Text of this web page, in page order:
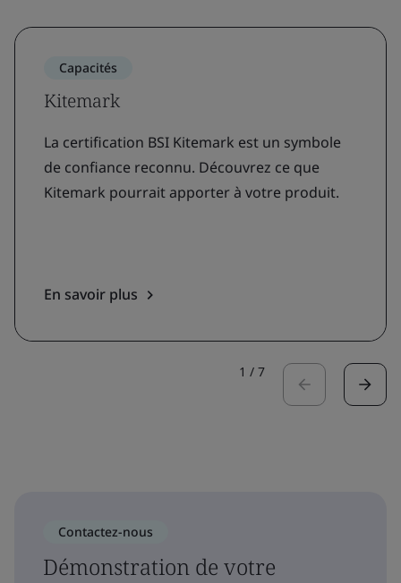
Capacités
Kitemark
La certification BSI Kitemark est un symbole
de confiance reconnu. Découvrez ce que
Kitemark pourrait apporter à votre produit.
En savoir plus
1 / 7
Contactez-nous
Démonstration de votre